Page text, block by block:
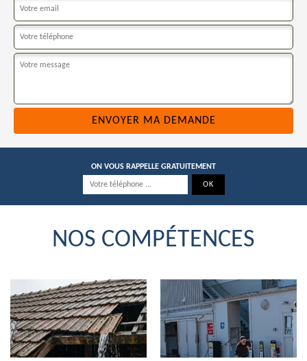
ON VOUS RAPPELLE GRATUITEMENT
NOS COMPÉTENCES